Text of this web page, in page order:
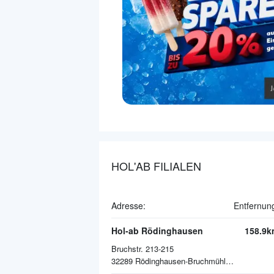
HOL'AB FILIALEN
Adresse:
Hol-ab Rödinghausen
Bruchstr. 213-215
32289 Rödinghausen-Bruchmühlen